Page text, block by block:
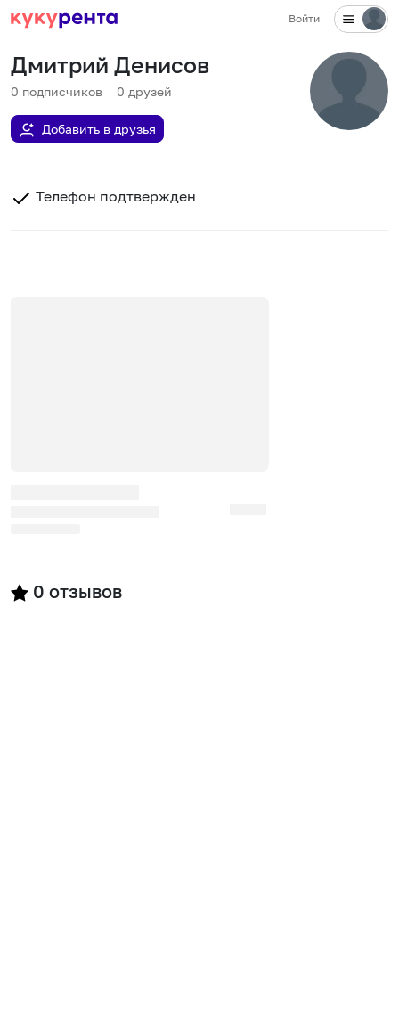
Войти
Дмитрий Денисов
0 подписчиков 0 друзей
Добавить в друзья
Телефон подтвержден
0 отзывов